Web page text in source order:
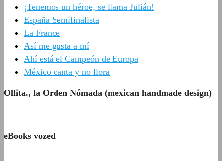
¡Tenemos un héroe, se llama Julián!
España Semifinalista
La France
Así me gusta a mí
Ahí está el Campeón de Europa
México canta y no llora
Ollita., la Orden Nómada (mexican handmade design)
eBooks vozed